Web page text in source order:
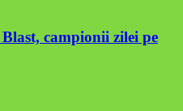
campionii zilei pe